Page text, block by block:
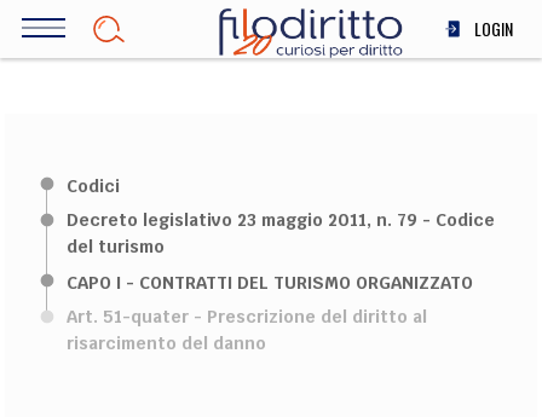
Salta
LOGIN
SCIENZA
INNOVAZIONE
ALTRO
Codici
Decreto legislativo 23 maggio 2011, n. 79 - Codice
del turismo
CAPO I - CONTRATTI DEL TURISMO ORGANIZZATO
Art. 51-quater - Prescrizione del diritto al
risarcimento del danno